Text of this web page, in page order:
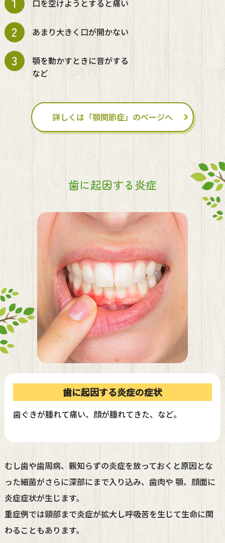
口を空けようとすると痛い
2 あまり大きく口が開かない
3
顎を動かすときに音がする
など
詳しくは「顎関節症」のページへ
歯に起因する炎症
歯に起因する炎症の症状
歯ぐきが腫れて痛い、顔が腫れてきた、など。
むし歯や歯周病、親知らずの炎症を放っておくと原因とな
った細菌がさらに深部にまで入り込み、歯肉や 顎、顔面に
炎症症状が生じます。
重症例では頸部まで炎症が拡大し呼吸苦を生じて生命に関
わることもあります。